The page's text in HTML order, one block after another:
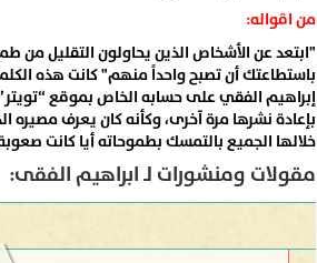
من اقواله:
"ابتعد عن الأشخاص الذين يحاولون التقليل من
باستطاعتك أن تصبح واحداً منهم" كانت هذه
إبراهيم الفقي على حسابه الخاص بموقع
بإعادة نشرها مرة آخرى، وكأنه كان يعرف مصيره
خلالها الجميع بالتمسك بطموحاته أيا كانت
مقولات ومنشورات لـ ابراهيم الفقى: